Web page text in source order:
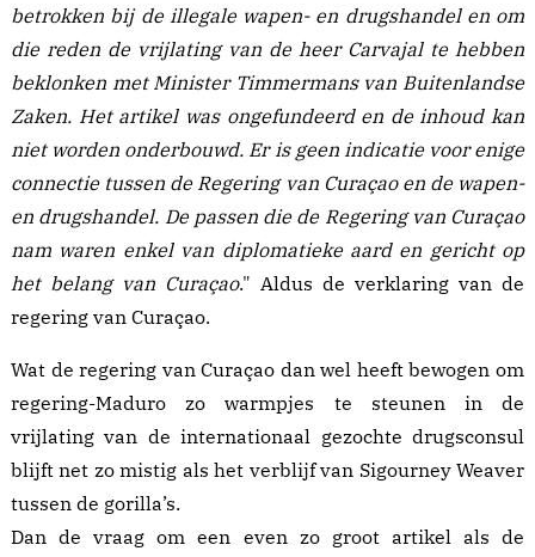
betrokken bij de illegale wapen- en drugshandel en om
die reden de vrijlating van de heer Carvajal te hebben
beklonken met Minister Timmermans van Buitenlandse
Zaken. Het artikel was ongefundeerd en de inhoud kan
niet worden onderbouwd. Er is geen indicatie voor enige
connectie tussen de Regering van Curaçao en de wapen-
en drugshandel. De passen die de Regering van Curaçao
nam waren enkel van diplomatieke aard en gericht op
het belang van Curaçao." Aldus de verklaring van de
regering van Curaçao.
Wat de regering van Curaçao dan wel heeft bewogen om
regering-Maduro zo warmpjes te steunen in de
vrijlating van de internationaal gezochte drugsconsul
blijft net zo mistig als het verblijf van Sigourney Weaver
tussen de gorilla’s.
Dan de vraag om een even zo groot artikel als de